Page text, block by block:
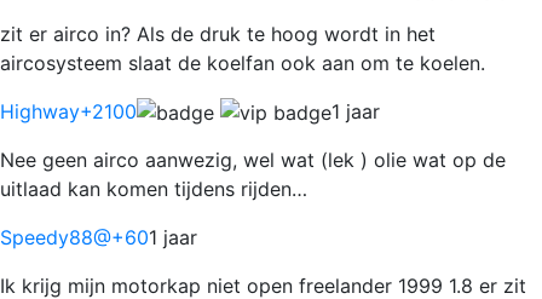
zit er airco in? Als de druk te hoog wordt in het
aircosysteem slaat de koelfan ook aan om te koelen.
Highway+2100
1 jaar
Nee geen airco aanwezig, wel wat (lek ) olie wat op de
uitlaad kan komen tijdens rijden…
Speedy88@+601 jaar
Ik krijg mijn motorkap niet open freelander 1999 1.8 er zit